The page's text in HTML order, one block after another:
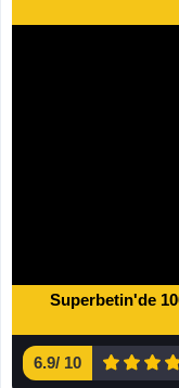
Superbetin'de
6.9/ 10